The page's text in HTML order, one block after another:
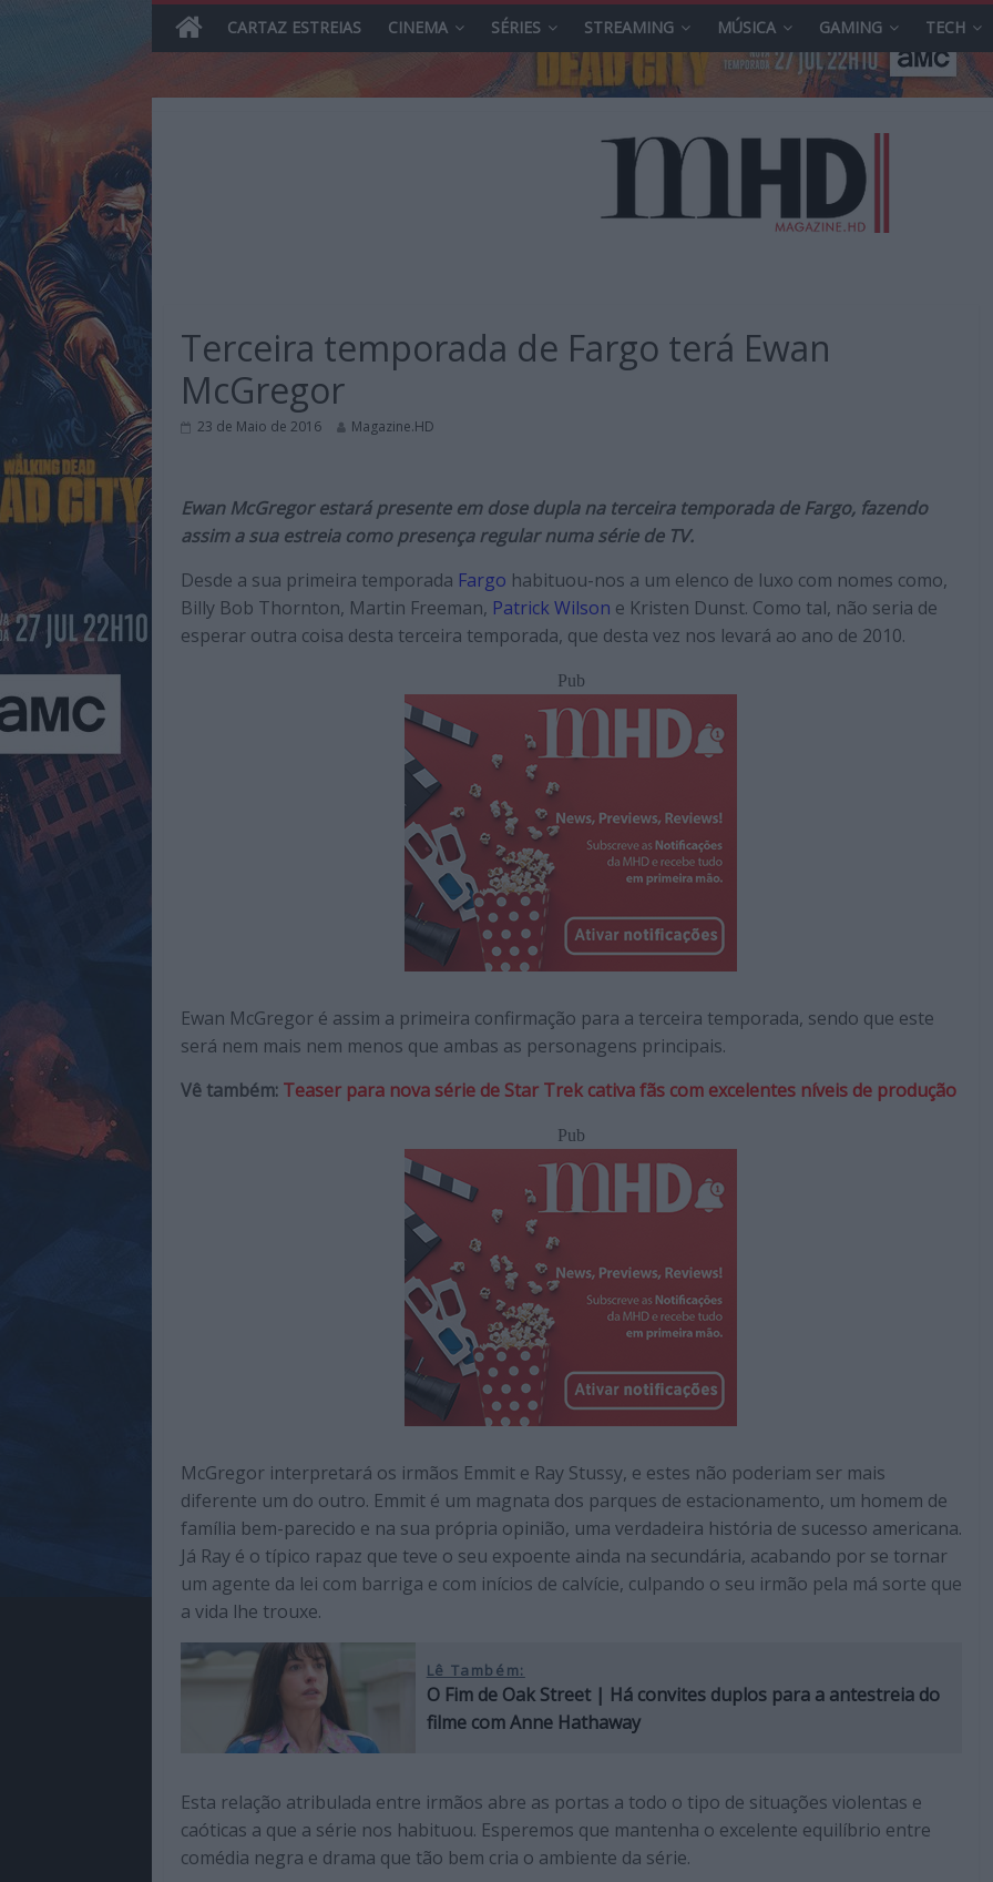
to
content
Reviews
Cinema,
TV,
Gaming,
Tecnologia,
Internet,
qualidade
enfoque
CARTAZ ESTREIAS CINEMA SÉRIES STREAMING MÚSICA GAMING TECH
Terceira temporada de Fargo terá Ewan
McGregor
23 de Maio de 2016 Magazine.HD
Ewan McGregor estará presente em dose dupla na terceira temporada de Fargo, fazendo
assim a sua estreia como presença regular numa série de TV.
Desde a sua primeira temporada Fargo habituou-nos a um elenco de luxo com nomes como,
Billy Bob Thornton, Martin Freeman, Patrick Wilson e Kristen Dunst. Como tal, não seria de
esperar outra coisa desta terceira temporada, que desta vez nos levará ao ano de 2010.
Pub
Ewan McGregor é assim a primeira confirmação para a terceira temporada, sendo que este
será nem mais nem menos que ambas as personagens principais.
Vê também: Teaser para nova série de Star Trek cativa fãs com excelentes níveis de produção
Pub
McGregor interpretará os irmãos Emmit e Ray Stussy, e estes não poderiam ser mais
diferente um do outro. Emmit é um magnata dos parques de estacionamento, um homem de
família bem-parecido e na sua própria opinião, uma verdadeira história de sucesso americana.
Já Ray é o típico rapaz que teve o seu expoente ainda na secundária, acabando por se tornar
um agente da lei com barriga e com inícios de calvície, culpando o seu irmão pela má sorte que
a vida lhe trouxe.
Lê Também:
O Fim de Oak Street | Há convites duplos para a antestreia do
filme com Anne Hathaway
Esta relação atribulada entre irmãos abre as portas a todo o tipo de situações violentas e
caóticas a que a série nos habituou. Esperemos que mantenha o excelente equilíbrio entre
comédia negra e drama que tão bem cria o ambiente da série.